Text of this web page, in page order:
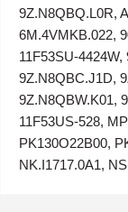
9Z.N8QBQ.L0R,
6M.4VMKB.022,
11F53SU-
9Z.N8QBC.J1D,
9Z.N8QBW.K01,
11F53US-528,
PK130O22B00,
NK.I1717.0A1,